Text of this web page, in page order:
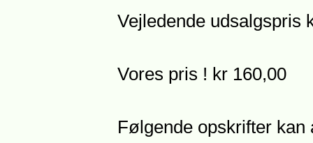
Vejledende udsalgspris
Vores pris ! kr 160,00
Følgende opskrifter